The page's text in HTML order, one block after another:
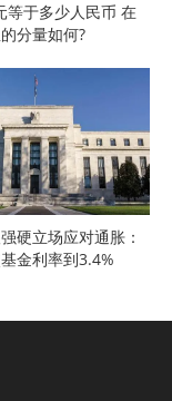
等于多少人民币 在
分量如何?
硬立场应对通胀：
金利率到3.4%